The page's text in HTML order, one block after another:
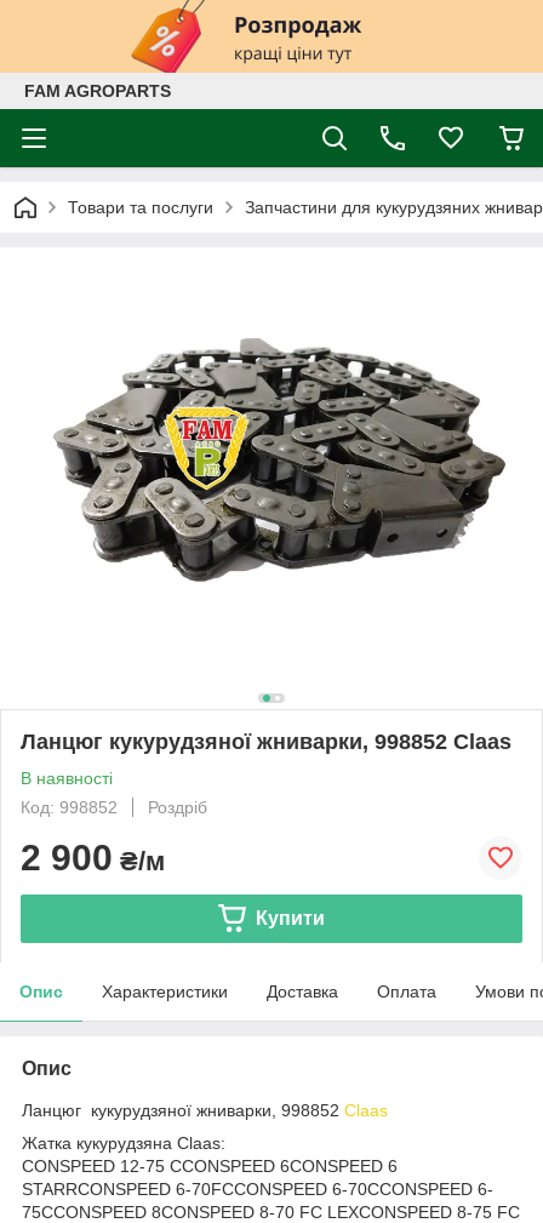
FAM AGROPARTS
Товари та послуги Запчастини для кукурудзяних
Ланцюг кукурудзяної жниварки, 998852 Claas
В наявності
Код: 998852
Роздріб
2 900 ₴/м
Купити
Опис Характеристики Доставка Оплата Умови
Опис
Ланцюг кукурудзяної жниварки, 998852 Claas
Жатка кукурудзяна Claas:
CONSPEED 12-75 CCONSPEED 6CONSPEED 6
STARRCONSPEED 6-70FCCONSPEED 6-70CCONSPEED 6-
75CCONSPEED 8CONSPEED 8-70 FC LEXCONSPEED 8-75 FC